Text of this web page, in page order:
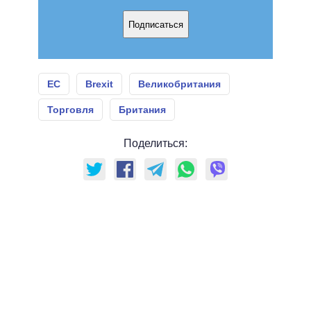
Подписаться
ЕС Brexit Великобритания
Торговля Британия
Поделиться: